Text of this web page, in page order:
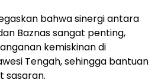
bahwa sinergi antara
Baznas sangat penting,
kemiskinan di
Tengah, sehingga bantuan
sasaran.